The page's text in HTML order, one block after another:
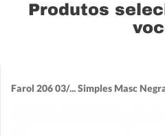
Produtos
Farol 206 03/... Simples Masc